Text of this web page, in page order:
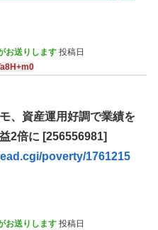
お送りします 投稿日
、資産運用好調で業績を
2倍に [256556981]
poverty/1761215
お送りします 投稿日